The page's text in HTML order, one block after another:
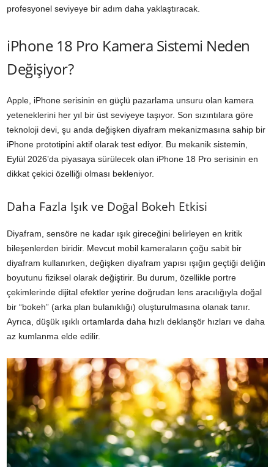
profesyonel seviyeye bir adım daha yaklaştıracak.
iPhone 18 Pro Kamera Sistemi Neden
Değişiyor?
Apple, iPhone serisinin en güçlü pazarlama unsuru olan kamera
yeteneklerini her yıl bir üst seviyeye taşıyor. Son sızıntılara göre
teknoloji devi, şu anda değişken diyafram mekanizmasına sahip bir
iPhone prototipini aktif olarak test ediyor. Bu mekanik sistemin,
Eylül 2026’da piyasaya sürülecek olan iPhone 18 Pro serisinin en
dikkat çekici özelliği olması bekleniyor.
Daha Fazla Işık ve Doğal Bokeh Etkisi
Diyafram, sensöre ne kadar ışık gireceğini belirleyen en kritik
bileşenlerden biridir. Mevcut mobil kameraların çoğu sabit bir
diyafram kullanırken, değişken diyafram yapısı ışığın geçtiği deliğin
boyutunu fiziksel olarak değiştirir. Bu durum, özellikle portre
çekimlerinde dijital efektler yerine doğrudan lens aracılığıyla doğal
bir “bokeh” (arka plan bulanıklığı) oluşturulmasına olanak tanır.
Ayrıca, düşük ışıklı ortamlarda daha hızlı deklanşör hızları ve daha
az kumlanma elde edilir.